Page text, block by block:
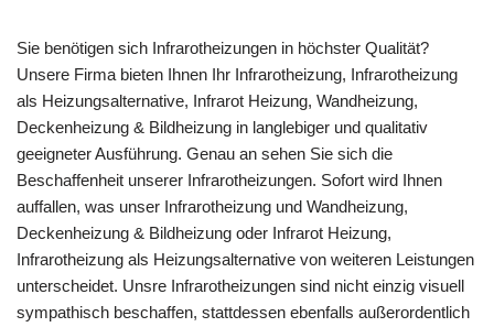
Sie benötigen sich Infrarotheizungen in höchster Qualität?
Unsere Firma bieten Ihnen Ihr Infrarotheizung, Infrarotheizung
als Heizungsalternative, Infrarot Heizung, Wandheizung,
Deckenheizung & Bildheizung in langlebiger und qualitativ
geeigneter Ausführung. Genau an sehen Sie sich die
Beschaffenheit unserer Infrarotheizungen. Sofort wird Ihnen
auffallen, was unser Infrarotheizung und Wandheizung,
Deckenheizung & Bildheizung oder Infrarot Heizung,
Infrarotheizung als Heizungsalternative von weiteren Leistungen
unterscheidet. Unsre Infrarotheizungen sind nicht einzig visuell
sympathisch beschaffen, stattdessen ebenfalls außerordentlich